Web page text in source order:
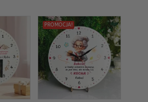
PROMOCJA!